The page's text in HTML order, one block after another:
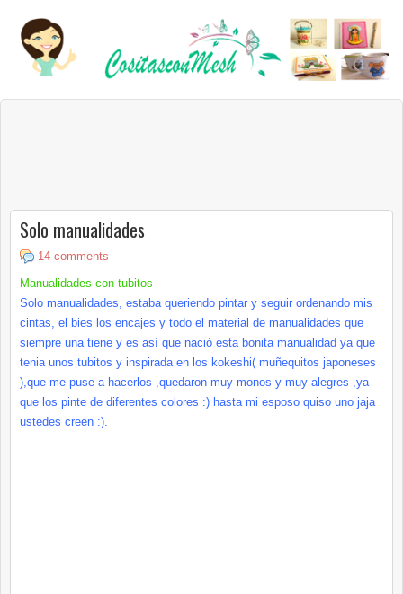
Solo manualidades
14 comments
Manualidades con tubitos
Solo manualidades estaba queriendo pintar y seguir ordenando mis
cintas, el bies los encajes y todo el material de manualidades que
siempre una tiene y es así que nació esta bonita manualidad ya que
tenia unos tubitos y inspirada en los kokeshi( muñequitos japoneses
),que me puse a hacerlos ,quedaron muy monos y muy alegres ,ya
que los pinte de diferentes colores :) hasta mi esposo quiso uno jaja
ustedes creen :).